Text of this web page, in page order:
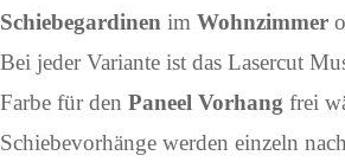
Schiebegardinen im Wohnzimmer
Bei jeder Variante ist das Lasercut
Farbe für den Paneel Vorhang frei
Schiebevorhänge werden einzeln